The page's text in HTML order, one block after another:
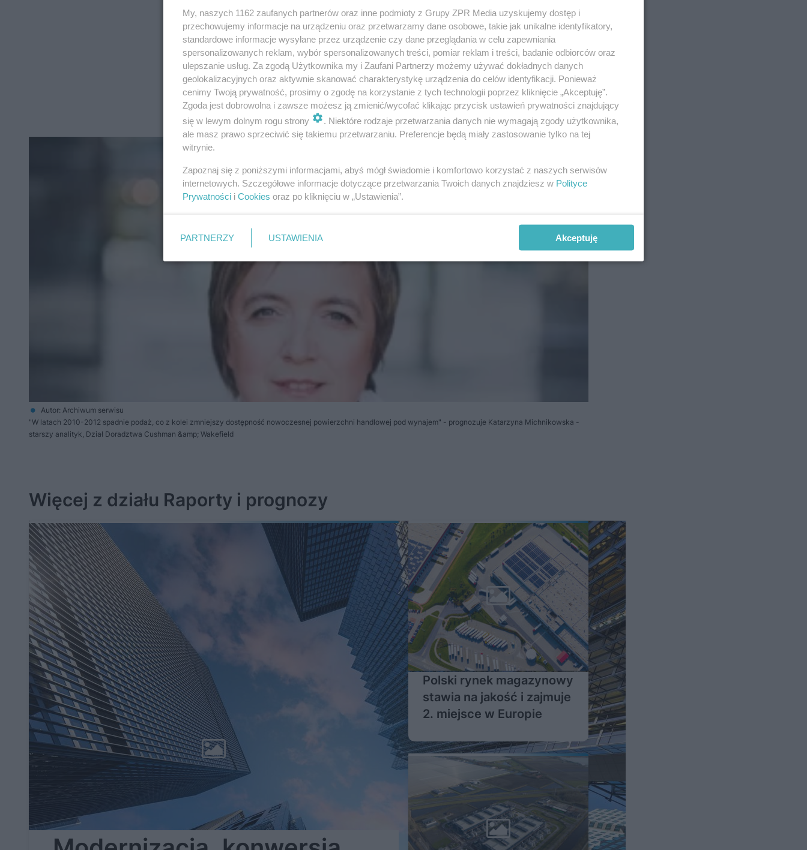
Autor: Archiwum serwisu
"W latach 2010-2012 spadnie podaż, co z kolei zmniejszy dostępność nowoczesnej powierzchni handlowej pod wynajem" - prognozuje Katarzyna Michnikowska -
starszy analityk, Dział Doradztwa Cushman &amp; Wakefield
Więcej z działu Raporty i prognozy
Polski rynek magazynowy
stawia na jakość i zajmuje
2. miejsce w Europie
My, naszych 1162 zaufanych partnerów oraz inne podmioty z Grupy ZPR Media uzyskujemy dostęp i
przechowujemy informacje na urządzeniu oraz przetwarzamy dane osobowe, takie jak unikalne identyfikatory,
standardowe informacje wysyłane przez urządzenie czy dane przeglądania w celu zapewniania
spersonalizowanych reklam, wybór spersonalizowanych treści, pomiar reklam i treści, badanie odbiorców oraz
ulepszanie usług. Za zgodą Użytkownika my i Zaufani Partnerzy możemy używać dokładnych danych
geolokalizacyjnych oraz aktywnie skanować charakterystykę urządzenia do celów identyfikacji. Ponieważ
cenimy Twoją prywatność, prosimy o zgodę na korzystanie z tych technologii poprzez kliknięcie „Akceptuję”.
Zgoda jest dobrowolna i zawsze możesz ją zmienić/wycofać klikając przycisk ustawień prywatności znajdujący
się w lewym dolnym rogu strony
. Niektóre rodzaje przetwarzania danych nie wymagają zgody użytkownika,
ale masz prawo sprzeciwić się takiemu przetwarzaniu. Preferencje będą miały zastosowanie tylko na tej
witrynie.
Zapoznaj się z poniższymi informacjami, abyś mógł świadomie i komfortowo korzystać z naszych serwisów
internetowych. Szczegółowe informacje dotyczące przetwarzania Twoich danych znajdziesz w Polityce
Prywatności i Cookies oraz po kliknięciu w „Ustawienia”.
PARTNERZY USTAWIENIA Akceptuję